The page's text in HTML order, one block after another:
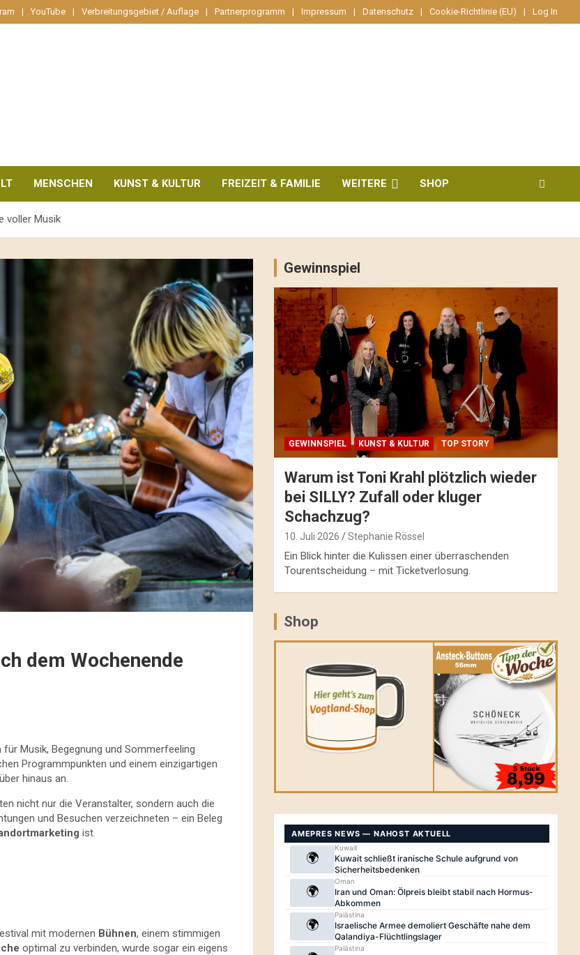
YouTube Verbreitungsgebiet / Auflage Partnerprogramm Impressum Datenschutz Cookie-Richtlinie (EU) Log In
MENSCHEN KUNST & KULTUR FREIZEIT & FAMILIE WEITERE SHOP
voller Musik
dem Wochenende
Musik, Begegnung und Sommerfeeling
Programmpunkten und einem einzigartigen
hinaus an.
nicht nur die Veranstalter, sondern auch die
und Besuchen verzeichneten – ein Beleg
ist.
mit modernen Bühnen, einem stimmigen
optimal zu verbinden, wurde sogar ein eigens
Gewinnspiel
GEWINNSPIEL KUNST & KULTUR TOP STORY
Warum ist Toni Krahl plötzlich wieder
bei SILLY? Zufall oder kluger
Schachzug?
10. Juli 2026 Stephanie Rössel
Ein Blick hinter die Kulissen einer überraschenden
Tourentscheidung – mit Ticketverlosung.
Shop